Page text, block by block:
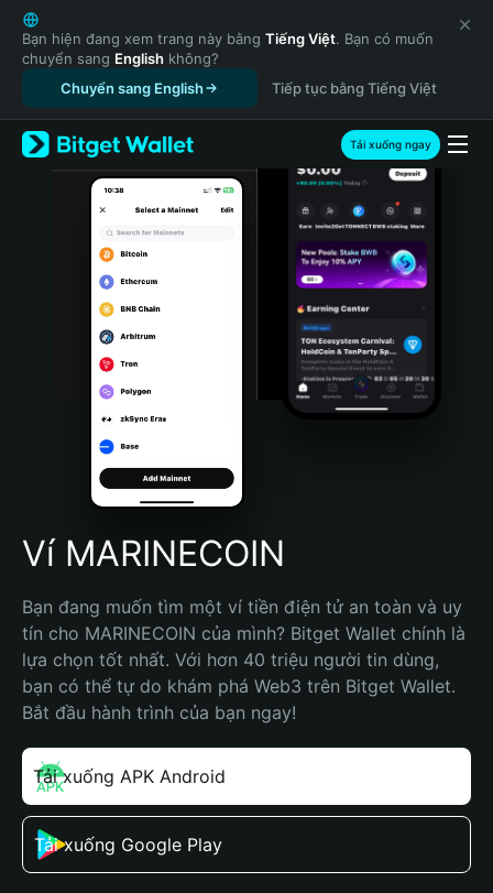
English
日本語
Tiếng Việt
Русский
Español (Latinoamérica)
Türkçe
Italiano
Português (Portugal)
Bahasa Indonesia
Português (Brasil)
Español (Argentina)
Bạn hiện đang xem trang này bằng Tiếng Việt. Bạn có muốn
chuyển sang English không?
Chuyển sang English
Tiếp tục bằng Tiếng Việt
Tải xuống ngay
Ví MARINECOIN
Bạn đang muốn tìm một ví tiền điện tử an toàn và uy
tín cho MARINECOIN của mình? Bitget Wallet chính là
lựa chọn tốt nhất. Với hơn 40 triệu người tin dùng,
bạn có thể tự do khám phá Web3 trên Bitget Wallet.
Bắt đầu hành trình của bạn ngay!
Tải xuống APK Android
Tải xuống Google Play